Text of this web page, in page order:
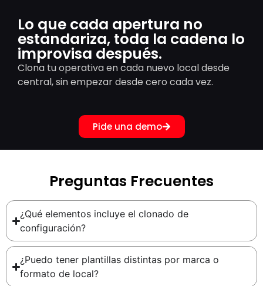
Lo que cada apertura no
estandariza, toda la cadena lo
improvisa después.
Clona tu operativa en cada nuevo local desde
central, sin empezar desde cero cada vez.
Pide una demo
Preguntas Frecuentes
¿Qué elementos incluye el clonado de
configuración?
¿Puedo tener plantillas distintas por marca o
formato de local?